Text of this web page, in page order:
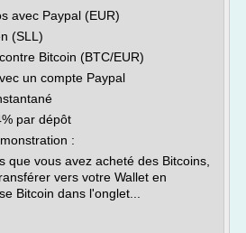
avec Paypal (EUR)
(SLL)
Bitcoin (BTC/EUR)
un compte Paypal
par dépôt
:
que vous avez acheté des Bitcoins,
vers votre Wallet en
Bitcoin dans l'onglet...